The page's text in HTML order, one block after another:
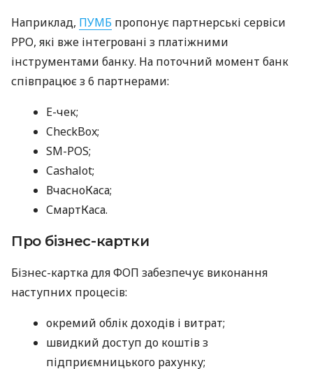
Наприклад, ПУМБ пропонує партнерські сервіси
РРО, які вже інтегровані з платіжними
інструментами банку. На поточний момент банк
співпрацює з 6 партнерами:
E-чек;
CheckBox;
SM-POS;
Cashalot;
ВчасноКаса;
СмартКаса.
Про бізнес-картки
Бізнес-картка для ФОП забезпечує виконання
наступних процесів:
окремий облік доходів і витрат;
швидкий доступ до коштів з
підприємницького рахунку;